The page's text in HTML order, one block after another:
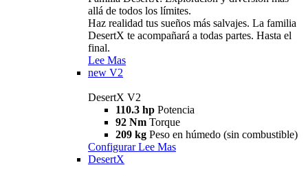
allá de todos los límites.
Haz realidad tus sueños más salvajes. La familia
DesertX te acompañará a todas partes. Hasta el
final.
Lee Mas
new V2
DesertX V2
110.3 hp Potencia
92 Nm Torque
209 kg Peso en húmedo (sin combustible)
Configurar Lee Mas
DesertX